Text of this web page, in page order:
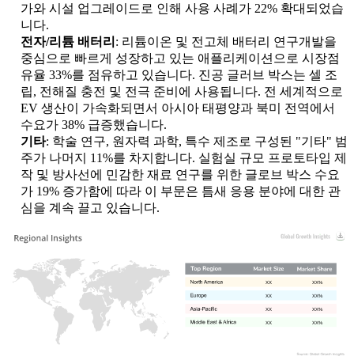
가와 시설 업그레이드로 인해 사용 사례가 22% 확대되었습
니다.
전자/리튬 배터리 : 리튬이온 및 전고체 배터리 연구개발을
중심으로 빠르게 성장하고 있는 애플리케이션으로 시장점
유율 33%를 점유하고 있습니다. 진공 글러브 박스는 셀 조
립, 전해질 충전 및 전극 준비에 사용됩니다. 전 세계적으로
EV 생산이 가속화되면서 아시아 태평양과 북미 전역에서
수요가 38% 급증했습니다.
기타: 학술 연구, 원자력 과학, 특수 제조로 구성된 "기타" 범
주가 나머지 11%를 차지합니다. 실험실 규모 프로토타입 제
작 및 방사선에 민감한 재료 연구를 위한 글로브 박스 수요
가 19% 증가함에 따라 이 부문은 틈새 응용 분야에 대한 관
심을 계속 끌고 있습니다.
XX%
XX
XX%
XX
XX%
XX
XX%
XX